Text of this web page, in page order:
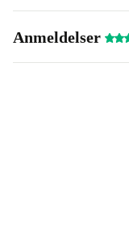
Anmeldelser